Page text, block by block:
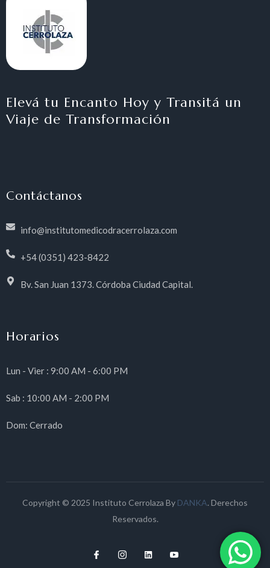
Elevá tu Encanto Hoy y Transitá un
Viaje de Transformación
Contáctanos
info@institutomedicodracerrolaza.com
+54 (0351) 423-8422
Bv. San Juan 1373. Córdoba Ciudad Capital.
Horarios
Lun - Vier : 9:00 AM - 6:00 PM
Sab : 10:00 AM - 2:00 PM
Dom: Cerrado
Copyright © 2025 Instituto Cerrolaza By DANKA. Derechos
Reservados.